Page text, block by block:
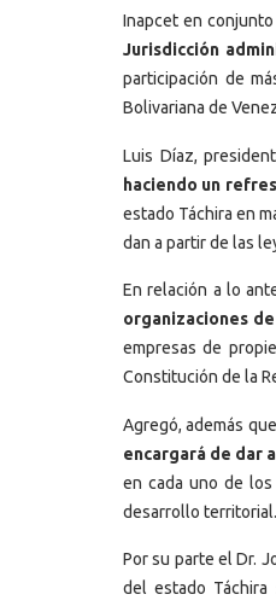
Inapcet en
Jurisdicción
participación de
Bolivariana de
Luis Díaz,
haciendo un
estado Táchira en
dan a partir de las
En relación a lo
organizaciones
empresas de
Constitución de la
Agregó, además
encargará de dar
en cada uno de
desarrollo territorial.
Por su parte el Dr.
del estado